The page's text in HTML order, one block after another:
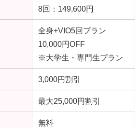
8回：149,600円
全身+VIO5回プラン
10,000円OFF
※大学生・専門生プラン
3,000円割引
最大25,000円割引
無料